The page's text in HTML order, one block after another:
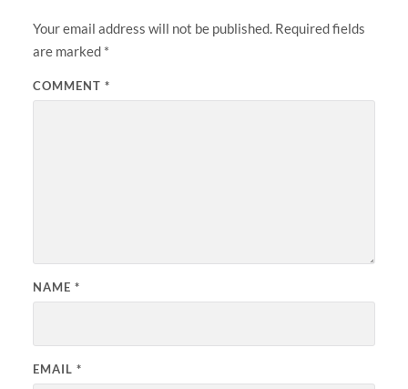
Your email address will not be published. Required fields
are marked *
COMMENT *
NAME *
EMAIL *